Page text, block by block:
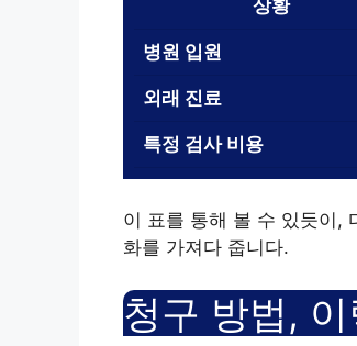
상황
병원 입원
외래 진료
특정 검사 비용
이 표를 통해 볼 수 있듯이,
화를 가져다 줍니다.
청구 방법,